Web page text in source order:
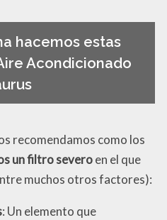
hacemos estas
Acondicionado
recomendamos como los
un filtro severoen el que
muchos otros factores):
: Un elemento que